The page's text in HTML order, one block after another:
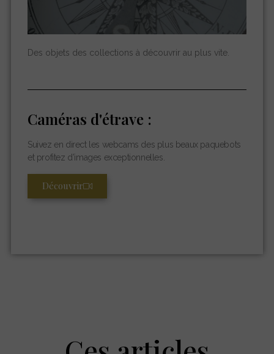
Des objets des collections à découvrir au plus vite.
Caméras d'étrave :
Suivez en direct les webcams des plus beaux paquebots
et profitez d’images exceptionnelles.
Découvrir